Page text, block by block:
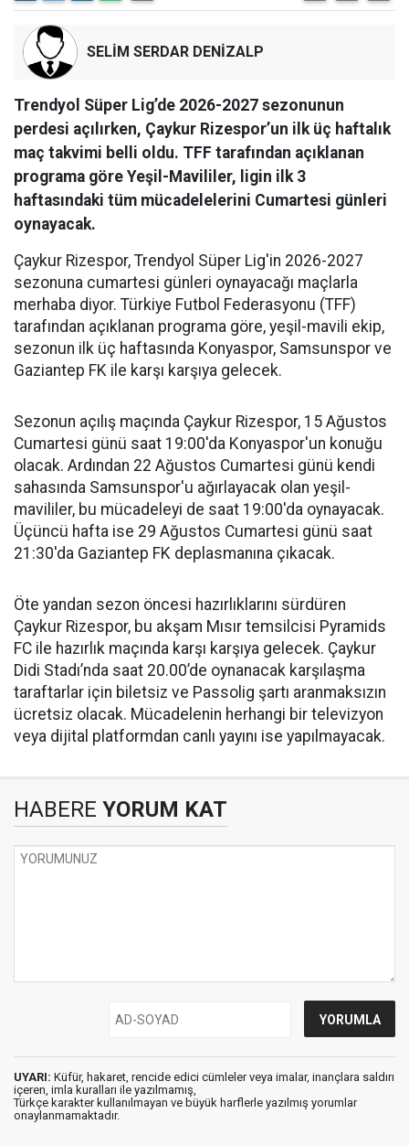
SELİM SERDAR DENİZALP
Trendyol Süper Lig’de 2026-2027 sezonunun
perdesi açılırken, Çaykur Rizespor’un ilk üç haftalık
maç takvimi belli oldu. TFF tarafından açıklanan
programa göre Yeşil-Mavililer, ligin ilk 3
haftasındaki tüm mücadelelerini Cumartesi günleri
oynayacak.
Çaykur Rizespor, Trendyol Süper Lig'in 2026-2027
sezonuna cumartesi günleri oynayacağı maçlarla
merhaba diyor. Türkiye Futbol Federasyonu (TFF)
tarafından açıklanan programa göre, yeşil-mavili ekip,
sezonun ilk üç haftasında Konyaspor, Samsunspor ve
Gaziantep FK ile karşı karşıya gelecek.
Sezonun açılış maçında Çaykur Rizespor, 15 Ağustos
Cumartesi günü saat 19:00'da Konyaspor'un konuğu
olacak. Ardından 22 Ağustos Cumartesi günü kendi
sahasında Samsunspor'u ağırlayacak olan yeşil-
mavililer, bu mücadeleyi de saat 19:00'da oynayacak.
Üçüncü hafta ise 29 Ağustos Cumartesi günü saat
21:30'da Gaziantep FK deplasmanına çıkacak.
Öte yandan sezon öncesi hazırlıklarını sürdüren
Çaykur Rizespor, bu akşam Mısır temsilcisi Pyramids
FC ile hazırlık maçında karşı karşıya gelecek. Çaykur
Didi Stadı’nda saat 20.00’de oynanacak karşılaşma
taraftarlar için biletsiz ve Passolig şartı aranmaksızın
ücretsiz olacak. Mücadelenin herhangi bir televizyon
veya dijital platformdan canlı yayını ise yapılmayacak.
HABERE YORUM KAT
UYARI: Küfür, hakaret, rencide edici cümleler veya imalar, inançlara saldırı
içeren, imla kuralları ile yazılmamış,
Türkçe karakter kullanılmayan ve büyük harflerle yazılmış yorumlar
onaylanmamaktadır.